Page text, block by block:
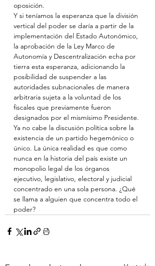
oposición.
Y si teníamos la esperanza que la división
vertical del poder se daría a partir de la
implementación del Estado Autonómico,
la aprobación de la Ley Marco de
Autonomía y Descentralización echa por
tierra esta esperanza, adicionando la
posibilidad de suspender a las
autoridades subnacionales de manera
arbitraria sujeta a la voluntad de los
fiscales que previamente fueron
designados por el mismísimo Presidente.
Ya no cabe la discusión política sobre la
existencia de un partido hegemónico o
único. La única realidad es que como
nunca en la historia del país existe un
monopolio legal de los órganos
ejecutivo, legislativo, electoral y judicial
concentrado en una sola persona. ¿Qué
se llama a alguien que concentra todo el
poder?